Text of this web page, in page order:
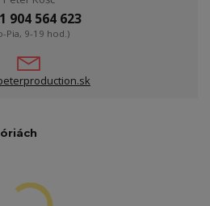
904 564 623
Pia, 9-19 hod.)